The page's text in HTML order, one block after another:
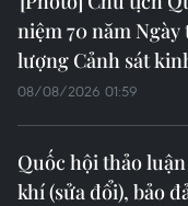
niệm 70 năm
lượng Cảnh sát
08/08/2026 01:59
Quốc hội thảo
khí (sửa đổi), bảo